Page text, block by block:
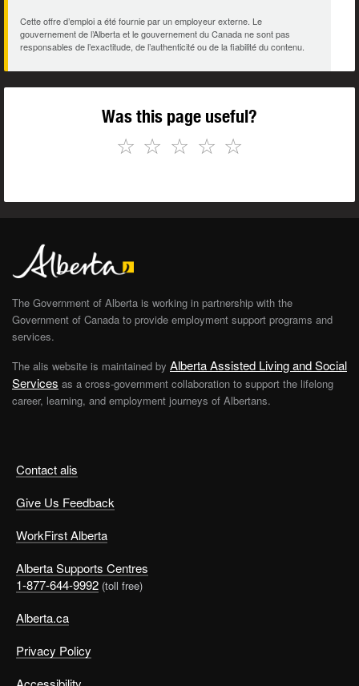
Cette offre d’emploi a été fournie par un employeur externe. Le
gouvernement de l’Alberta et le gouvernement du Canada ne sont pas
responsables de l’exactitude, de l’authenticité ou de la fiabilité du contenu.
Was this page useful?
☆
☆
☆
☆
☆
Contact alis
Give Us Feedback
WorkFirst Alberta
Alberta Supports Centres
1-877-644-9992 (toll free)
Alberta.ca
Privacy Policy
The Government of Alberta is working in partnership with the
Government of Canada to provide employment support programs and
services.
The alis website is maintained by Alberta Assisted Living and Social
Services as a cross-government collaboration to support the lifelong
career, learning, and employment journeys of Albertans.